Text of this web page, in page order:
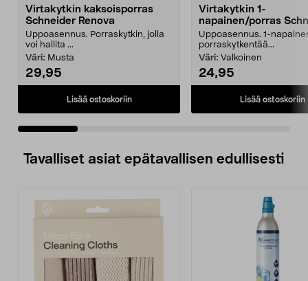
Virtakytkin kaksoisporras
Schneider Renova
Uppoasennus. Porraskytkin, jolla
voi hallita ...
Väri: Musta
29,95
Lisää ostoskoriin
Virtakytkin 1-
napainen/porras
Renova
Uppoasennus. 1-
porraskytkentää...
Väri: Valkoinen
24,95
Lisää ostoskoriin
Tavalliset asiat epätavallisen edullisesti